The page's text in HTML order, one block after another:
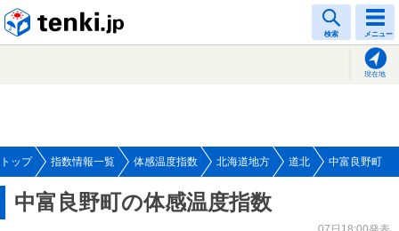
検索 メニュー
現在地
トップ 指数情報一覧 体感温度指数 北海道地方 道北 中富良野町
中富良野町の体感温度指数